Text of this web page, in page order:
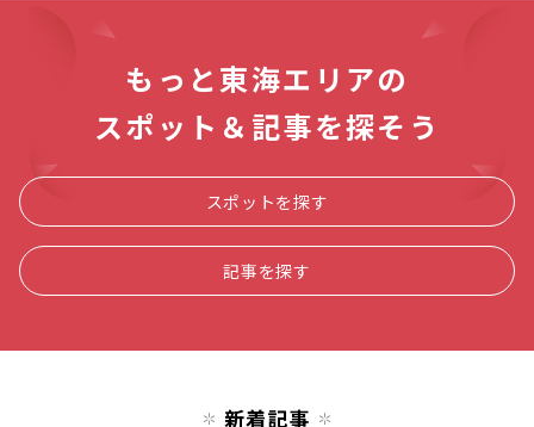
もっと東海エリアの
スポット＆記事を探そう
スポットを探す
記事を探す
新着記事